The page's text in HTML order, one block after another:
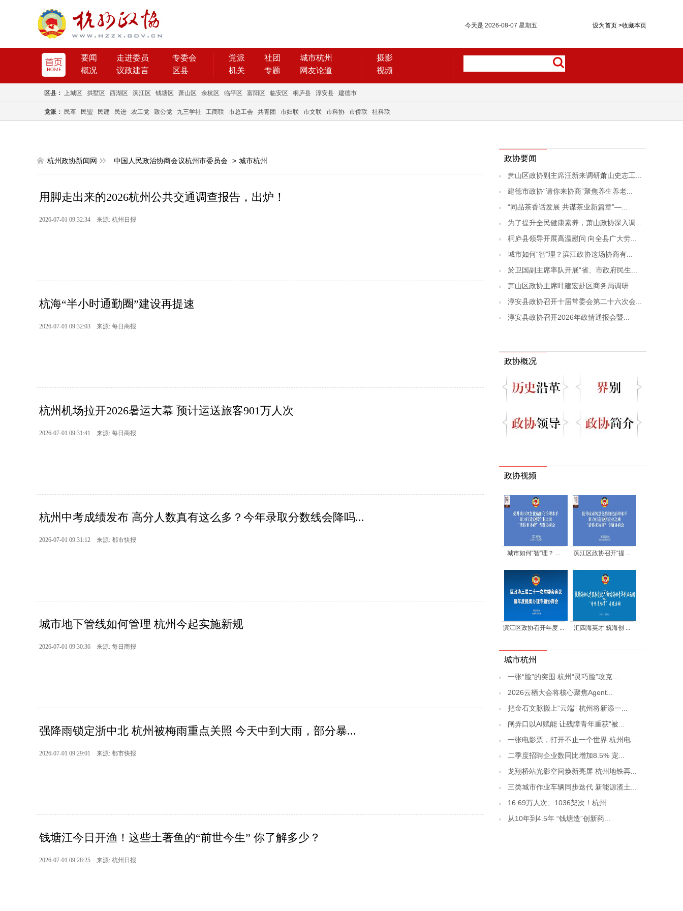
设为首页 >收藏本页
今天是 2026-08-07 星期五
要闻 走进委员
专委会
概况
议政建言 区县
党派 社团
城市杭州
机关
专题 网友论道
摄影
视频
区县： 上城区 拱墅区 西湖区 滨江区 钱塘区 萧山区 余杭区 临平区 富阳区 临安区 桐庐县 淳安县 建德市
党派： 民革 民盟 民建 民进 农工党 致公党 九三学社 工商联 市总工会 共青团 市妇联 市文联 市科协 市侨联 社科联
杭州政协新闻网 中国人民政治协商会议杭州市委员会 > 城市杭州
用脚走出来的2026杭州公共交通调查报告，出炉！
2026-07-01 09:32:34 来源: 杭州日报
杭海“半小时通勤圈”建设再提速
2026-07-01 09:32:03 来源: 每日商报
杭州机场拉开2026暑运大幕 预计运送旅客901万人次
2026-07-01 09:31:41 来源: 每日商报
杭州中考成绩发布 高分人数真有这么多？今年录取分数线会降吗...
2026-07-01 09:31:12 来源: 都市快报
城市地下管线如何管理 杭州今起实施新规
2026-07-01 09:30:36 来源: 每日商报
强降雨锁定浙中北 杭州被梅雨重点关照 今天中到大雨，部分暴...
2026-07-01 09:29:01 来源: 都市快报
钱塘江今日开渔！这些土著鱼的“前世今生” 你了解多少？
2026-07-01 09:28:25 来源: 杭州日报
政协要闻
萧山区政协副主席汪新来调研萧山史志工...
建德市政协“请你来协商”聚焦养生养老...
“同品茶香话发展 共谋茶业新篇章”—...
为了提升全民健康素养，萧山政协深入调...
桐庐县领导开展高温慰问 向全县广大劳...
城市如何“智”理？滨江政协这场协商有...
於卫国副主席率队开展“省、市政府民生...
萧山区政协主席叶建宏赴区商务局调研
淳安县政协召开十届常委会第二十六次会...
淳安县政协召开2026年政情通报会暨...
政协概况
政协视频
城市如何“智”理？ ... 滨江区政协召开“提 ...
滨江区政协召开年度 ... 汇四海英才 筑海创 ...
城市杭州
一张“脸”的突围 杭州“灵巧脸”攻克...
2026云栖大会将核心聚焦Agent...
把金石文脉搬上“云端” 杭州将新添一...
闸弄口以AI赋能 让残障青年重获“被...
一张电影票，打开不止一个世界 杭州电...
二季度招聘企业数同比增加8.5% 宠...
龙翔桥站光影空间焕新亮屏 杭州地铁再...
三类城市作业车辆同步迭代 新能源渣土...
16.69万人次、1036架次！杭州...
从10年到4.5年 “钱塘造”创新药...